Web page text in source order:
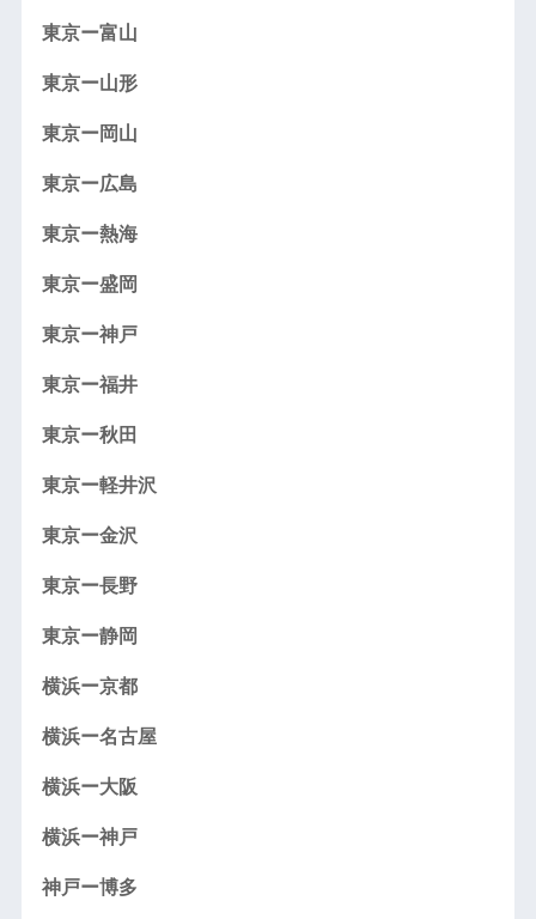
東京ー富山
東京ー山形
東京ー岡山
東京ー広島
東京ー熱海
東京ー盛岡
東京ー神戸
東京ー福井
東京ー秋田
東京ー軽井沢
東京ー金沢
東京ー長野
東京ー静岡
横浜ー京都
横浜ー名古屋
横浜ー大阪
横浜ー神戸
神戸ー博多